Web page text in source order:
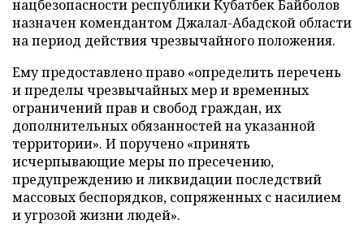
нацбезопасности республики Кубатбек Байболов
назначен комендантом Джалал-Абадской области
на период действия чрезвычайного положения.
Ему предоставлено право «определить перечень
и пределы чрезвычайных мер и временных
ограничений прав и свобод граждан, их
дополнительных обязанностей на указанной
территории». И поручено «принять
исчерпывающие меры по пресечению,
предупреждению и ликвидации последствий
массовых беспорядков, сопряженных с насилием
и угрозой жизни людей».